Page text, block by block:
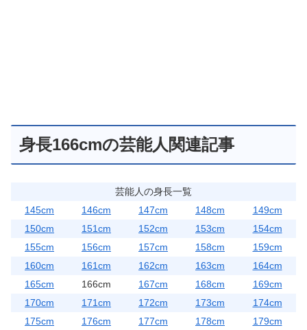
身長166cmの芸能人関連記事
芸能人の身長一覧
145cm
146cm 147cm 148cm
149cm
150cm
151cm 152cm 153cm
154cm
155cm
156cm 157cm 158cm
159cm
160cm
161cm 162cm 163cm
164cm
165cm
166cm 167cm 168cm
169cm
170cm
171cm 172cm 173cm
174cm
175cm
176cm 177cm 178cm
179cm